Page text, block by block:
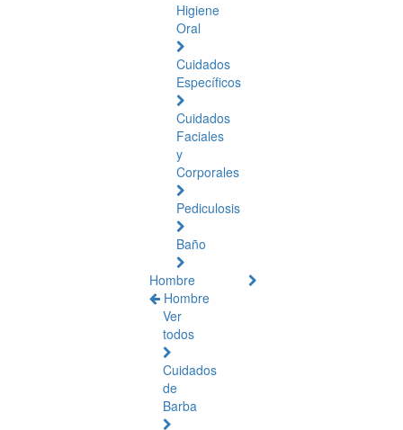
Higiene
Oral
Cuidados
Específicos
Cuidados
Faciales
y
Corporales
Pediculosis
Baño
Hombre
Hombre
Ver
todos
Cuidados
de
Barba